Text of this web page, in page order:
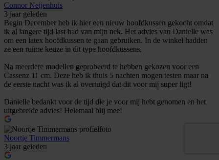
Connor Neijenhuis
3 jaar geleden
Begin December heb ik hier een nieuw hoofdkussen gekocht omdat
ik al langere tijd last had van mijn nek. Het advies van Danielle was
om een latex hoofdkussen te gaan gebruiken. In de winkel hadden
ze een ruime keuze in dit type hoofdkussens.
Na meerdere modellen geprobeerd te hebben gekozen voor een
Cassenz 11 cm. Deze heb ik thuis 5 nachten mogen testen maar na
de eerste nacht was ik al overtuigd dat dit voor mij super ligt!
Danielle bedankt voor de tijd die je voor mij hebt genomen en het
uitgebreide advies! Helemaal blij mee!
Noortje Timmermans
3 jaar geleden